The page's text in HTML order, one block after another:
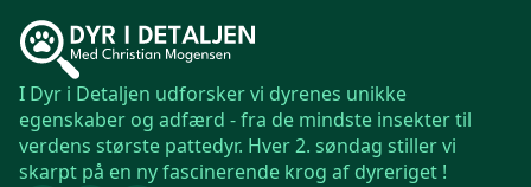
I Dyr i Detaljen udforsker vi dyrenes unikke
egenskaber og adfærd - fra de mindste insekter til
verdens største pattedyr. Hver 2. søndag stiller vi
skarpt på en ny fascinerende krog af dyreriget !